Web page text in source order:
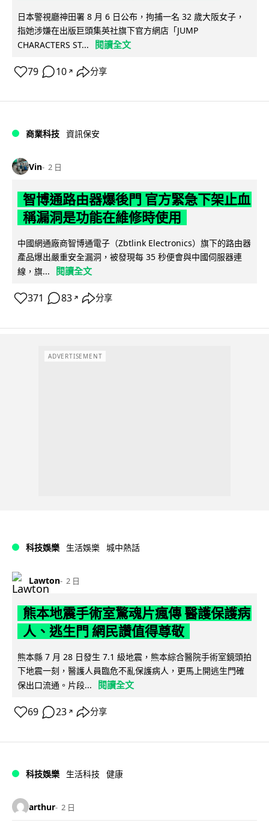
日本警視廳神田署 8 月 6 日公布，拘捕一名 32 歲大阪女子，
指她涉嫌在出版巨頭集英社旗下官方網店「JUMP
CHARACTERS ST...
閱讀全文
79 10 ↗ 分享
商業科技 資訊保安
Vin 2 日
智博通路由器爆後門 官方緊急下架止血
稱漏洞是功能在維修時使用
中國網通廠商智博通電子（Zbtlink Electronics）旗下的路由器
產品爆出嚴重安全漏洞，被發現每 35 秒便會與中國伺服器連
線，旗...
閱讀全文
371 83 ↗ 分享
ADVERTISEMENT
科技娛樂 生活娛樂 城中熱話
Lawton 2 日
熊本地震手術室驚魂片瘋傳 醫護保護病
人、逃生門 網民讚值得尊敬
熊本縣 7 月 28 日發生 7.1 級地震，熊本綜合醫院手術室鏡頭拍
下地震一刻，醫護人員臨危不亂保護病人，更馬上開逃生門確
保出口流通。片段...
閱讀全文
69 23 ↗ 分享
科技娛樂 生活科技 健康
arthur 2 日